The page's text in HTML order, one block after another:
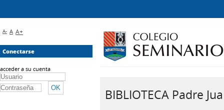
BIBLIOTECA Padre
A- A A+
Conectarse
acceder a su cuenta